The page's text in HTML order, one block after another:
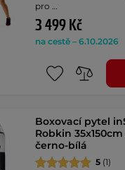
pro …
3 499 Kč
na cestě – 6.10.2026
Boxovací pytel
Robkin
černo-bílá
5 (1)